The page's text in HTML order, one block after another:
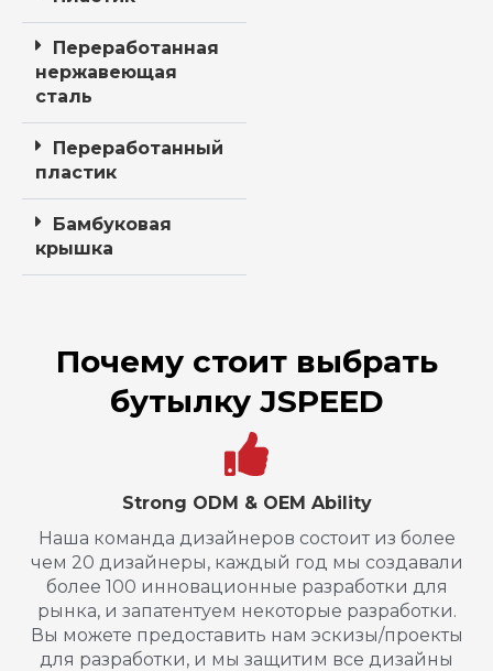
Переработанная
нержавеющая
сталь
Переработанный
пластик
Бамбуковая
крышка
Почему стоит выбрать
бутылку JSPEED
Strong ODM & OEM Ability
Наша команда дизайнеров состоит из более
чем 20 дизайнеры, каждый год мы создавали
более 100 инновационные разработки для
рынка, и запатентуем некоторые разработки.
Вы можете предоставить нам эскизы/проекты
для разработки, и мы защитим все дизайны